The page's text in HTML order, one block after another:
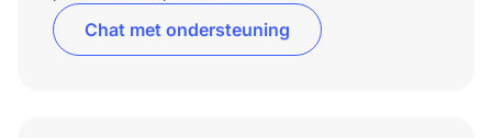
Chat met ondersteuning